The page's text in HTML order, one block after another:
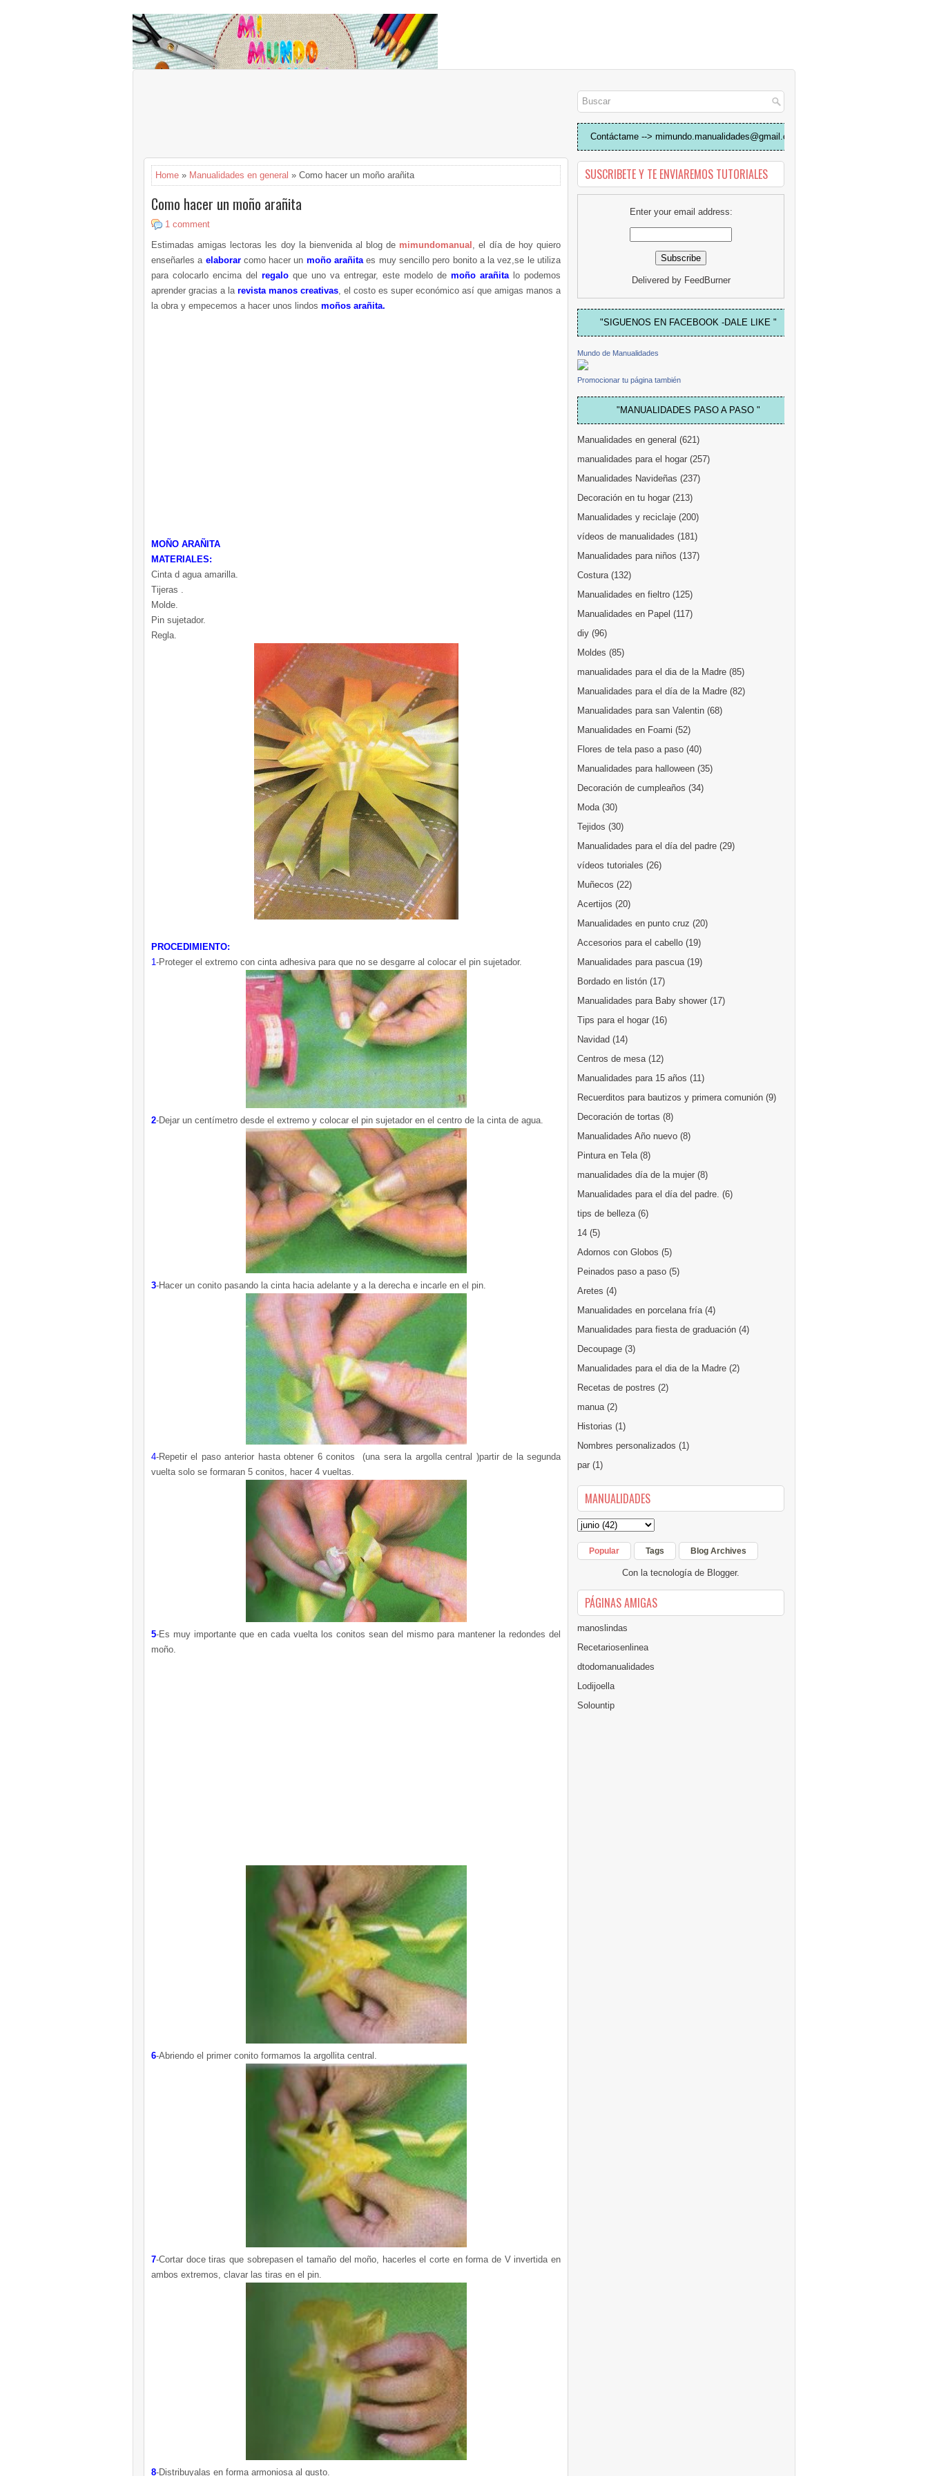
Home » Manualidades en general » Como hacer un moño arañita
Como hacer un moño arañita
1 comment
Estimadas amigas lectoras les doy la bienvenida al blog de mimundomanual , el día de hoy quiero
enseñarles a elaborarcomo hacer un moño arañitaes muy sencillo pero bonito a la vez,se le utiliza
para colocarlo encima del regalo que uno va entregar, este modelo de moño arañitalo podemos
aprender gracias a larevista manos creativas, el costo es super económico así que amigas manos a
la obra y empecemos a hacer unos lindos moños arañita.
MOÑO ARAÑITA
MATERIALES:
Cinta d agua amarilla.
Tijeras .
Molde.
Pin sujetador.
Regla.
PROCEDIMIENTO:
1-Proteger el extremo con cinta adhesiva para que no se desgarre al colocar el pin sujetador.
2-Dejar un centímetro desde el extremo y colocar el pin sujetador en el centro de la cinta de agua.
3-Hacer un conito pasando la cinta hacia adelante y a la derecha e incarle en el pin.
4-Repetir el paso anterior hasta obtener 6 conitos (una sera la argolla central )partir de la segunda
vuelta solo se formaran 5 conitos, hacer 4 vueltas.
5-Es muy importante que en cada vuelta los conitos sean del mismo para mantener la redondes del
moño.
6-Abriendo el primer conito formamos la argollita central.
7-Cortar doce tiras que sobrepasen el tamaño del moño, hacerles el corte en forma de V invertida en
ambos extremos, clavar las tiras en el pin.
8-Distribuyalas en forma armoniosa al gusto.
Contáctame --> mimundo.manualidades@gmail.com
SUSCRIBETE Y TE ENVIAREMOS TUTORIALES
Enter your email address:
Delivered by FeedBurner
"SIGUENOS EN FACEBOOK -DALE LIKE "
Mundo de Manualidades
Promocionar tu página también
"MANUALIDADES PASO A PASO "
Manualidades en general (621)
manualidades para el hogar (257)
Manualidades Navideñas (237)
Decoración en tu hogar (213)
Manualidades y reciclaje (200)
vídeos de manualidades (181)
Manualidades para niños (137)
Costura (132)
Manualidades en fieltro (125)
Manualidades en Papel (117)
diy (96)
Moldes (85)
manualidades para el dia de la Madre (85)
Manualidades para el día de la Madre (82)
Manualidades para san Valentin (68)
Manualidades en Foami (52)
Flores de tela paso a paso (40)
Manualidades para halloween (35)
Decoración de cumpleaños (34)
Moda (30)
Tejidos (30)
Manualidades para el día del padre (29)
vídeos tutoriales (26)
Muñecos (22)
Acertijos (20)
Manualidades en punto cruz (20)
Accesorios para el cabello (19)
Manualidades para pascua (19)
Bordado en listón (17)
Manualidades para Baby shower (17)
Tips para el hogar (16)
Navidad (14)
Centros de mesa (12)
Manualidades para 15 años (11)
Recuerditos para bautizos y primera comunión (9)
Decoración de tortas (8)
Manualidades Año nuevo (8)
Pintura en Tela (8)
manualidades día de la mujer (8)
Manualidades para el día del padre. (6)
tips de belleza (6)
14 (5)
Adornos con Globos (5)
Peinados paso a paso (5)
Aretes (4)
Manualidades en porcelana fría (4)
Manualidades para fiesta de graduación (4)
Decoupage (3)
Manualidades para el dia de la Madre (2)
Recetas de postres (2)
manua (2)
Historias (1)
Nombres personalizados (1)
par (1)
MANUALIDADES
Popular Tags Blog Archives
Con la tecnología de Blogger.
PÁGINAS AMIGAS
manoslindas
Recetariosenlinea
dtodomanualidades
Lodijoella
Solountip